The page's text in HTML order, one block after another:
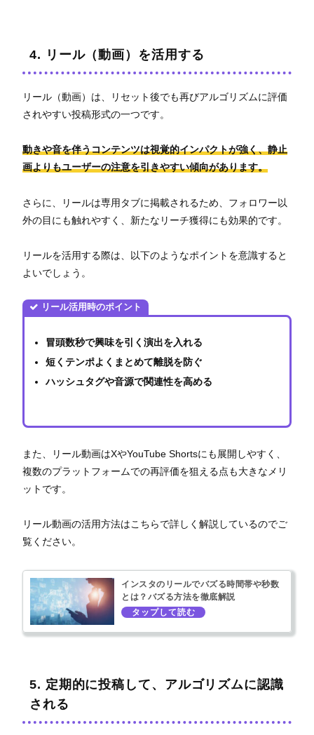
4. リール（動画）を活用する
リール（動画）は、リセット後でも再びアルゴリズムに評価
されやすい投稿形式の一つです。
動きや音を伴うコンテンツは視覚的インパクトが強く、静止
画よりもユーザーの注意を引きやすい傾向があります。
さらに、リールは専用タブに掲載されるため、フォロワー以
外の目にも触れやすく、新たなリーチ獲得にも効果的です。
リールを活用する際は、以下のようなポイントを意識すると
よいでしょう。
リール活用時のポイント
冒頭数秒で興味を引く演出を入れる
短くテンポよくまとめて離脱を防ぐ
ハッシュタグや音源で関連性を高める
また、リール動画はXやYouTube Shortsにも展開しやすく、
複数のプラットフォームでの再評価を狙える点も大きなメリ
ットです。
リール動画の活用方法はこちらで詳しく解説しているのでご
覧ください。
インスタのリールでバズる時間帯や秒数
とは？バズる方法を徹底解説
5. 定期的に投稿して、アルゴリズムに認識
される